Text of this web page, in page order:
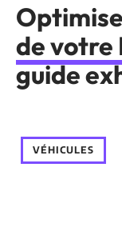
de votre
guide
VÉHICULES